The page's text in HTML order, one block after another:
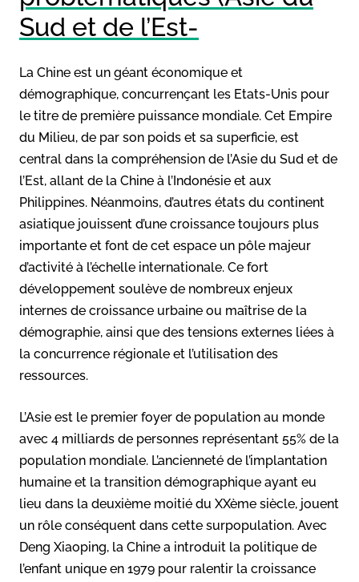
Sud et de l’Est-
La Chine est un géant économique et
démographique, concurrençant les Etats-Unis pour
le titre de première puissance mondiale. Cet Empire
du Milieu, de par son poids et sa superficie, est
central dans la compréhension de l’Asie du Sud et de
l’Est, allant de la Chine à l’Indonésie et aux
Philippines. Néanmoins, d’autres états du continent
asiatique jouissent d’une croissance toujours plus
importante et font de cet espace un pôle majeur
d’activité à l’échelle internationale. Ce fort
développement soulève de nombreux enjeux
internes de croissance urbaine ou maîtrise de la
démographie, ainsi que des tensions externes liées à
la concurrence régionale et l’utilisation des
ressources.
L’Asie est le premier foyer de population au monde
avec 4 milliards de personnes représentant 55% de la
population mondiale. L’ancienneté de l’implantation
humaine et la transition démographique ayant eu
lieu dans la deuxième moitié du XXème siècle, jouent
un rôle conséquent dans cette surpopulation. Avec
Deng Xiaoping, la Chine a introduit la politique de
l’enfant unique en 1979 pour ralentir la croissance